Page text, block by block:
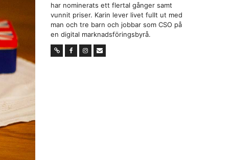
har nominerats ett flertal gånger samt
vunnit priser. Karin lever livet fullt ut med
man och tre barn och jobbar som CSO på
en digital marknadsföringsbyrå.